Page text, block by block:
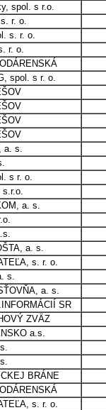
spol. s r.o.
r. o.
s. r. o.
r. o.
spol. s r. o.
a. s.
s r. o.
a. s.
a. s.
s. r. o.
s.
a. s.
SR
ZVÄZ
a.s.
BRÁNE
s. r. o.